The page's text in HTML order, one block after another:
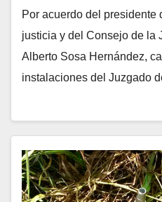
Por acuerdo del presidente
justicia y del Consejo de la
Alberto Sosa Hernández,
instalaciones del Juzgado